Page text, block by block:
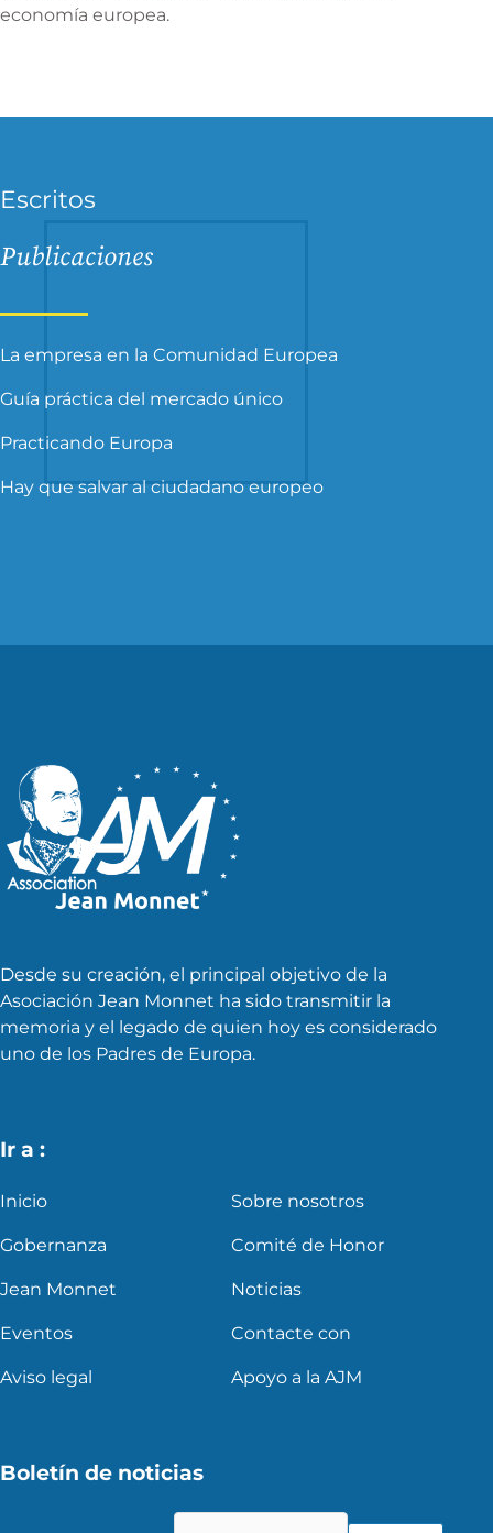
economía europea.
Escritos
Publicaciones
La empresa en la Comunidad Europea
Guía práctica del mercado único
Practicando Europa
Hay que salvar al ciudadano europeo
Desde su creación, el principal objetivo de la
Asociación Jean Monnet ha sido transmitir la
memoria y el legado de quien hoy es considerado
uno de los Padres de Europa.
Ir a :
Inicio Sobre nosotros
Gobernanza Comité de Honor
Jean Monnet Noticias
Eventos Contacte con
Aviso legal Apoyo a la AJM
Boletín de noticias